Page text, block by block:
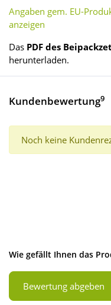
Angaben gem. EU-
anzeigen
Das PDF des
herunterladen.
Kundenbewertung9
Noch keine
Wie gefällt Ihnen das
Bewertung abgeben